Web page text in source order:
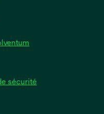
onglet
sécurité